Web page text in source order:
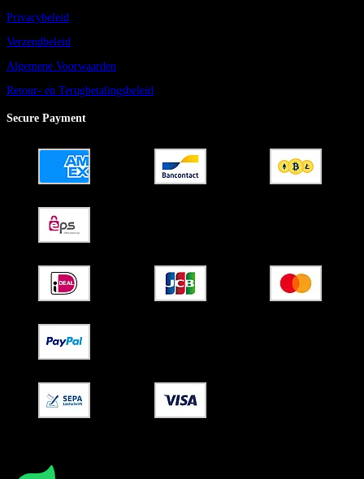
Privacybeleid
Verzendbeleid
Algemene Voorwaarden
Retour- en Terugbetalingsbeleid
Secure Payment